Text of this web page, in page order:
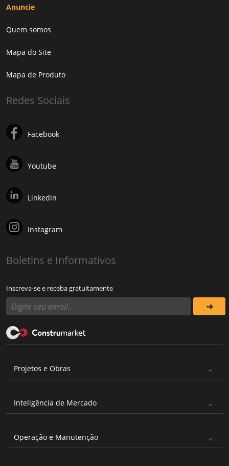
Anuncie
Quem somos
Mapa do Site
Mapa de Produto
Redes Sociais
Facebook
Youtube
Linkedin
Instagram
Boletins e Informativos
Inscreva-se e receba gratuitamente
Projetos e Obras
Inteligência de Mercado
Operação e Manutenção